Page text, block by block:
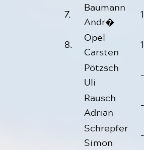
7.
Baumann
Andr�
8.
Opel
Carsten
Pötzsch
Uli
Rausch
Adrian
Schrepfer
Simon